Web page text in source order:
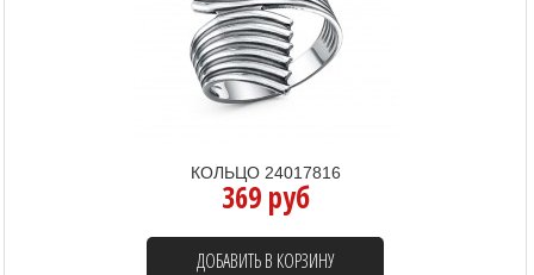
КОЛЬЦО 24017816
369 руб
ДОБАВИТЬ В КОРЗИНУ